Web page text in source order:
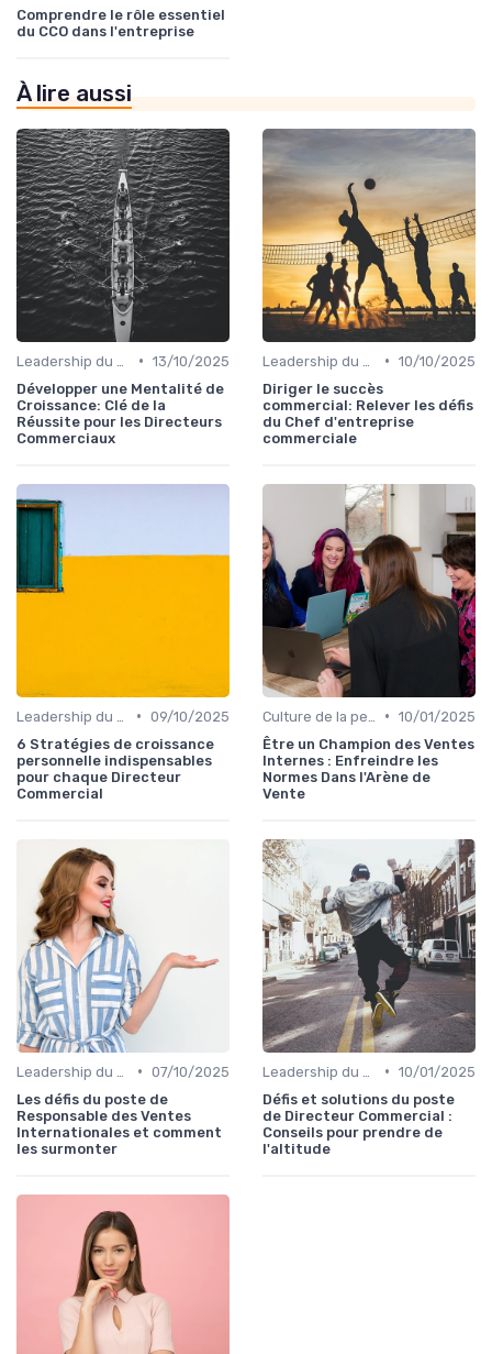
Comprendre le rôle essentiel
du CCO dans l'entreprise
À lire aussi
• 13/10/2025
Développer une Mentalité de
Croissance: Clé de la
Réussite pour les Directeurs
Commerciaux
• 10/10/2025
Diriger le succès
commercial: Relever les défis
du Chef d'entreprise
commerciale
• 09/10/2025
6 Stratégies de croissance
personnelle indispensables
pour chaque Directeur
Commercial
• 10/01/2025
Être un Champion des Ventes
Internes : Enfreindre les
Normes Dans l'Arène de
Vente
• 07/10/2025
Les défis du poste de
Responsable des Ventes
Internationales et comment
les surmonter
• 10/01/2025
Défis et solutions du poste
de Directeur Commercial :
Conseils pour prendre de
l'altitude